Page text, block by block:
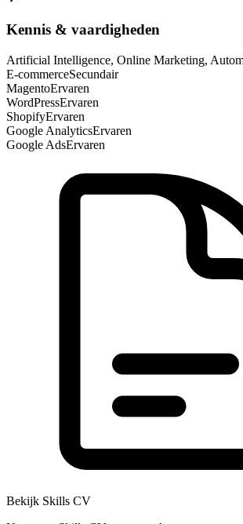
Kennis & vaardigheden
Artificial Intelligence, Online Marketing,
E-commerceSecundair
MagentoErvaren
WordPressErvaren
ShopifyErvaren
Google AnalyticsErvaren
Google AdsErvaren
Bekijk Skills CV